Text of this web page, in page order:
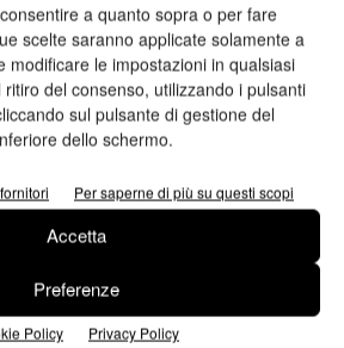
a quanto sopra o per fare
scelte saranno applicate solamente a
modificare le impostazioni in qualsiasi
del consenso, utilizzando i pulsanti
sul pulsante di gestione del
dello schermo.
Per saperne di più su questi scopi
Accetta
Preferenze
Policy Privacy Policy
n.1 - Maggio 2026 n.6 - Dicembre 2025